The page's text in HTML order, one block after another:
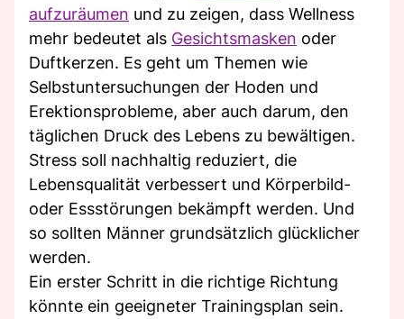
aufzuräumen und zu zeigen, dass Wellness
mehr bedeutet als Gesichtsmasken oder
Duftkerzen. Es geht um Themen wie
Selbstuntersuchungen der Hoden und
Erektionsprobleme, aber auch darum, den
täglichen Druck des Lebens zu bewältigen.
Stress soll nachhaltig reduziert, die
Lebensqualität verbessert und Körperbild-
oder Essstörungen bekämpft werden. Und
so sollten Männer grundsätzlich glücklicher
werden.
Ein erster Schritt in die richtige Richtung
könnte ein geeigneter Trainingsplan sein.